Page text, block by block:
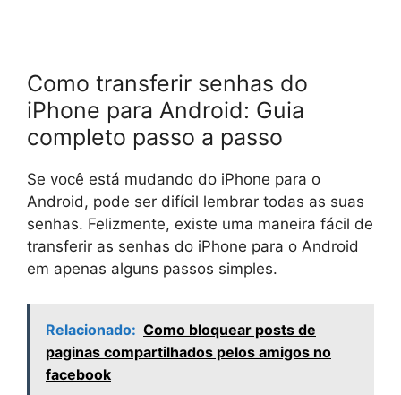
Como transferir senhas do
iPhone para Android: Guia
completo passo a passo
Se você está mudando do iPhone para o
Android, pode ser difícil lembrar todas as suas
senhas. Felizmente, existe uma maneira fácil de
transferir as senhas do iPhone para o Android
em apenas alguns passos simples.
Relacionado: Como bloquear posts de
paginas compartilhados pelos amigos no
facebook